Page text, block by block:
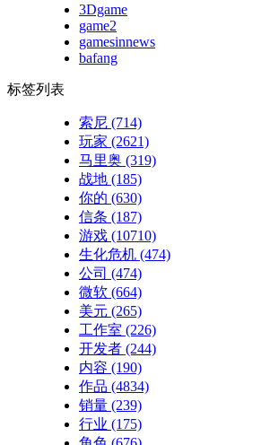
3Dgame
game2
gamesinnews
bafang
标签列表
索尼 (714)
玩家 (2621)
马里奥 (319)
战地 (185)
你的 (630)
信条 (187)
游戏 (10710)
生化危机 (474)
公司 (474)
微软 (664)
美元 (265)
工作室 (226)
开发者 (244)
内容 (190)
作品 (4834)
销量 (239)
行业 (175)